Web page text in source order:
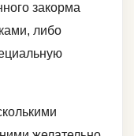
закорма
либо